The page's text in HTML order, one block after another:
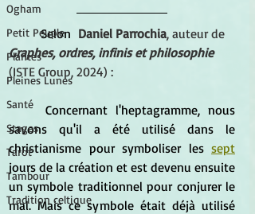
Ogham
Petit Peuple
Plantes
Pleines Lunes
Santé
Stages
Tarot
Tambour
Tradition celtique
	Selon
Daniel Parrochia, auteur de
Graphes, ordres, infinis et philosophie
(ISTE Group, 2024) :
	Concernant l'heptagramme, nous
savons qu'il a été utilisé dans le
christianisme pour symboliser les sept
jours de la création et est devenu ensuite
un symbole traditionnel pour conjurer le
mal. Mais ce symbole était déjà utilisé